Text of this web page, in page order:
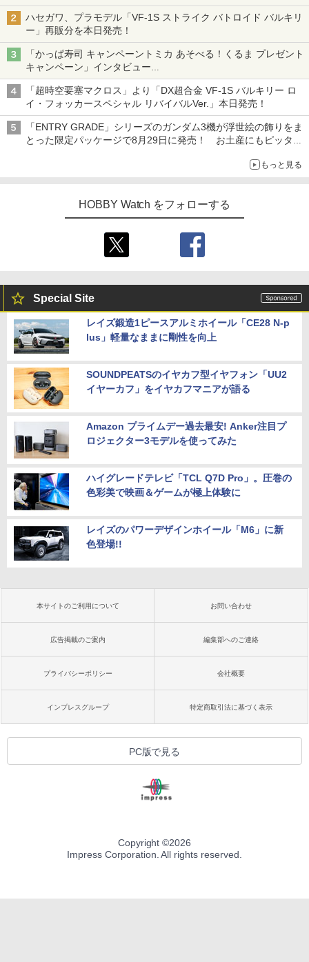
【ガンダムベース撮り下ろし】
ハセガワ、プラモデル「VF-1S ストライク バトロイド バルキリ
ー」再販分を本日発売！
「かっぱ寿司 キャンペーントミカ あそべる！くるま プレゼント
キャンペーン」インタビュー
子どもが楽しめるかっぱ寿司ならではの体験とコラボの楽しさを
追求
「超時空要塞マクロス」より「DX超合金 VF-1S バルキリー ロ
イ・フォッカースペシャル リバイバルVer.」本日発売！
「ENTRY GRADE」シリーズのガンダム3機が浮世絵の飾りをま
とった限定パッケージで8月29日に発売！ お土産にもピッタ
もっと見る
HOBBY Watch をフォローする
Special Site
レイズ鍛造1ピースアルミホイール「CE28 N-p
lus」軽量なままに剛性を向上
SOUNDPEATSのイヤカフ型イヤフォン「UU2
イヤーカフ」をイヤカフマニアが語る
Amazon プライムデー過去最安! Anker注目プ
ロジェクター3モデルを使ってみた
ハイグレードテレビ「TCL Q7D Pro」。圧巻の
色彩美で映画＆ゲームが極上体験に
レイズのパワーデザインホイール「M6」に新
色登場!!
本サイトのご利用について お問い合わせ
広告掲載のご案内 編集部へのご連絡
プライバシーポリシー 会社概要
インプレスグループ 特定商取引法に基づく表示
PC版で見る
Copyright ©2026
Impress Corporation. All rights reserved.